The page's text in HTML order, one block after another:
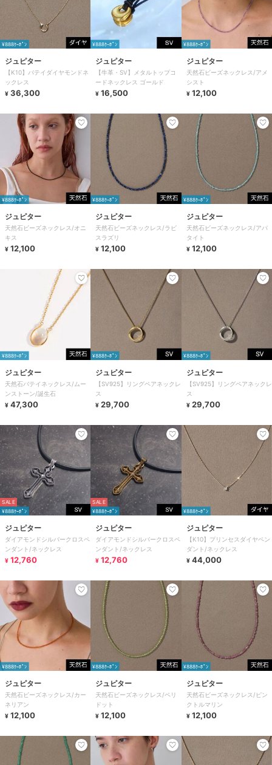
¥888ｸｰﾎﾟﾝ
ジュピター
【K10】バテイダイヤモンドネ
ックレス
¥ 36,300
¥888ｸｰﾎﾟﾝ
ジュピター
【牛革・SV】メタルトップコ
ードネックレス ゴールド
¥ 16,500
¥888ｸｰﾎﾟﾝ
ジュピター
天然石ビーズネックレス/アメ
シスト
¥ 12,100
¥888ｸｰﾎﾟﾝ
ジュピター
天然石ビーズネックレス/オニ
キス
¥ 12,100
¥888ｸｰﾎﾟﾝ
ジュピター
天然石ビーズネックレス/ラピ
スラズリ
¥ 12,100
¥888ｸｰﾎﾟﾝ
ジュピター
天然石ビーズネックレス/アパ
タイト
¥ 12,100
¥888ｸｰﾎﾟﾝ
ジュピター
天然石バテイネックレス/ムー
ンストーン/誕生石
¥ 47,300
¥888ｸｰﾎﾟﾝ
ジュピター
【SV925】リングペアネックレ
ス
¥ 29,700
¥888ｸｰﾎﾟﾝ
ジュピター
【SV925】リングペアネックレ
ス
¥ 29,700
SALE
¥888ｸｰﾎﾟﾝ
ジュピター
ダイアモンドシルバークロスペ
ンダント/ネックレス
¥ 12,760
SALE
¥888ｸｰﾎﾟﾝ
ジュピター
ダイアモンドシルバークロスペ
ンダント/ネックレス
¥ 12,760
¥888ｸｰﾎﾟﾝ
ジュピター
【K10】プリンセスダイヤペン
ダント/ネックレス
¥ 44,000
¥888ｸｰﾎﾟﾝ
ジュピター
天然石ビーズネックレス/カー
ネリアン
¥ 12,100
¥888ｸｰﾎﾟﾝ
ジュピター
天然石ビーズネックレス/ペリ
ドット
¥ 12,100
¥888ｸｰﾎﾟﾝ
ジュピター
天然石ビーズネックレス/ピン
クトルマリン
¥ 12,100